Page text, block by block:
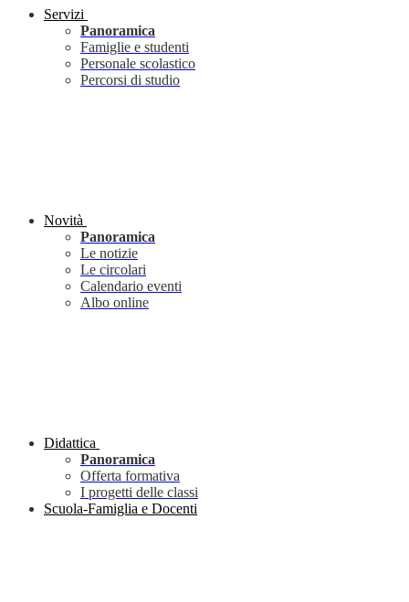
Servizi
Panoramica
Famiglie e studenti
Personale scolastico
Percorsi di studio
Novità
Panoramica
Le notizie
Le circolari
Calendario eventi
Albo online
Didattica
Panoramica
Offerta formativa
I progetti delle classi
Scuola-Famiglia e Docenti